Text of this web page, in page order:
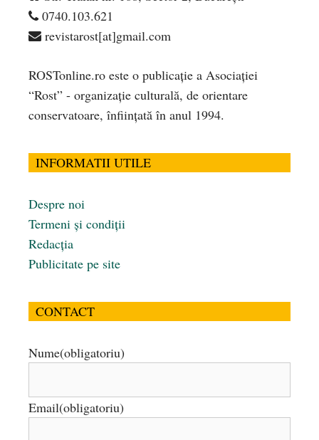
0740.103.621
revistarost[at]gmail.com
ROSTonline.ro este o publicaţie a Asociaţiei
“Rost” - organizaţie culturală, de orientare
conservatoare, înfiinţată în anul 1994.
INFORMATII UTILE
Despre noi
Termeni și condiții
Redacția
Publicitate pe site
CONTACT
Nume(obligatoriu)
Email(obligatoriu)